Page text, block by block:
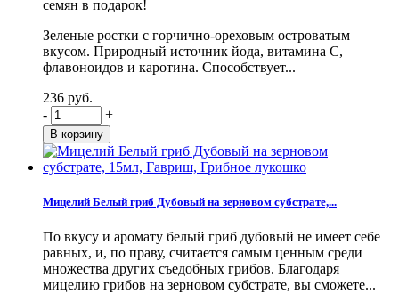
семян в подарок!
Зеленые ростки с горчично-ореховым островатым
вкусом. Природный источник йода, витамина С,
флавоноидов и каротина. Способствует...
236 руб.
-
+
Мицелий Белый гриб Дубовый на зерновом субстрате,...
По вкусу и аромату белый гриб дубовый не имеет себе
равных, и, по праву, считается самым ценным среди
множества других съедобных грибов. Благодаря
мицелию грибов на зерновом субстрате, вы сможете...